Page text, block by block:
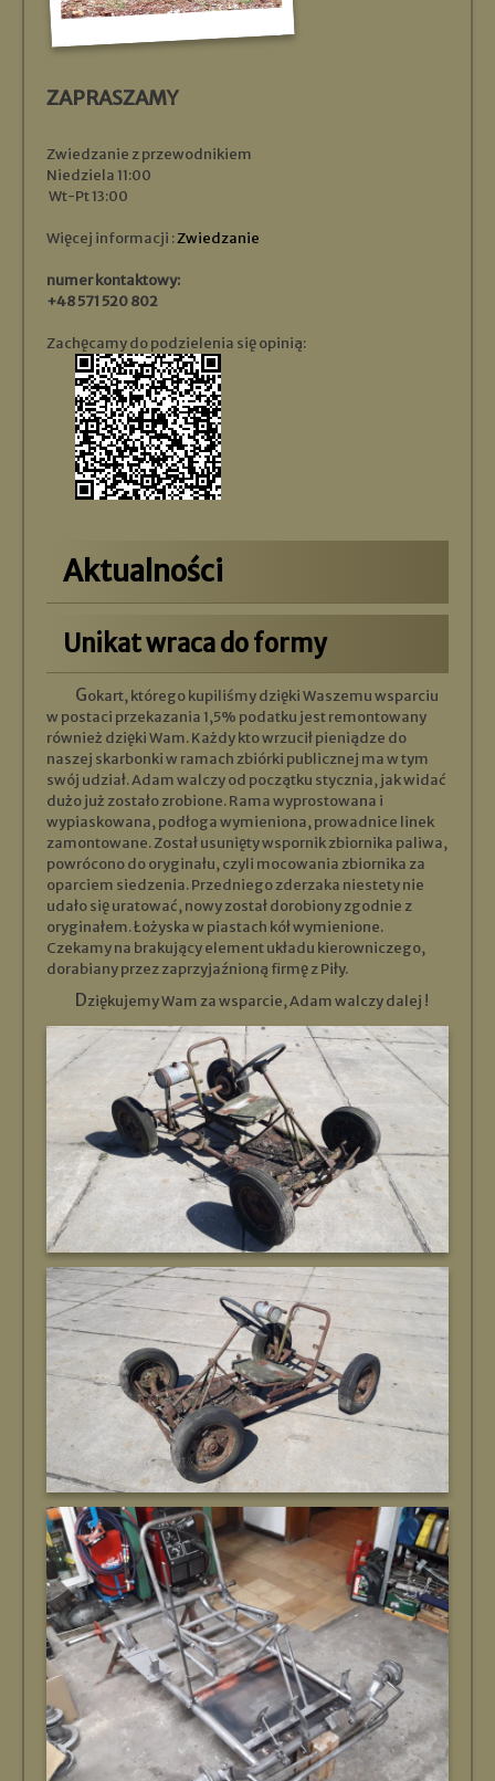
ZAPRASZAMY
Zwiedzanie z przewodnikiem
Niedziela 11:00
Wt-Pt 13:00
Więcej informacji :Zwiedzanie
numer kontaktowy:
+48 571 520 802
Zachęcamy do podzielenia się opinią:
Aktualności
Unikat wraca do formy
Gokart, którego kupiliśmy dzięki Waszemu wsparciu
w postaci przekazania 1,5% podatku jest remontowany
również dzięki Wam. Każdy kto wrzucił pieniądze do
naszej skarbonki w ramach zbiórki publicznej ma w tym
swój udział. Adam walczy od początku stycznia, jak widać
dużo już zostało zrobione. Rama wyprostowana i
wypiaskowana, podłoga wymieniona, prowadnice linek
zamontowane. Został usunięty wspornik zbiornika paliwa,
powrócono do oryginału, czyli mocowania zbiornika za
oparciem siedzenia. Przedniego zderzaka niestety nie
udało się uratować, nowy został dorobiony zgodnie z
oryginałem. Łożyska w piastach kół wymienione.
Czekamy na brakujący element układu kierowniczego,
dorabiany przez zaprzyjaźnioną firmę z Piły.
Dziękujemy Wam za wsparcie, Adam walczy dalej !